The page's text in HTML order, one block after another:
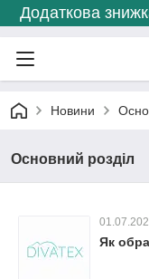
Додаткова
Новини
Основний розділ
Як